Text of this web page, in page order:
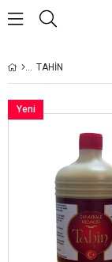
TAHİN
Yeni